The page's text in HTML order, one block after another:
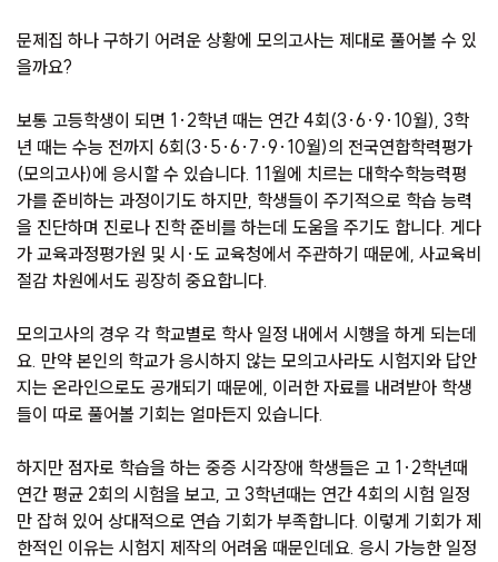
문제집 하나 구하기 어려운 상황에 모의고사는 제대로 풀어볼 수 있
을까요?
보통 고등학생이 되면 1·2학년 때는 연간 4회(3·6·9·10월), 3학
년 때는 수능 전까지 6회(3·5·6·7·9·10월)의 전국연합학력평가
(모의고사)에 응시할 수 있습니다. 11월에 치르는 대학수학능력평
가를 준비하는 과정이기도 하지만, 학생들이 주기적으로 학습 능력
을 진단하며 진로나 진학 준비를 하는데 도움을 주기도 합니다. 게다
가 교육과정평가원 및 시·도 교육청에서 주관하기 때문에, 사교육비
절감 차원에서도 굉장히 중요합니다.
모의고사의 경우 각 학교별로 학사 일정 내에서 시행을 하게 되는데
요. 만약 본인의 학교가 응시하지 않는 모의고사라도 시험지와 답안
지는 온라인으로도 공개되기 때문에, 이러한 자료를 내려받아 학생
들이 따로 풀어볼 기회는 얼마든지 있습니다.
하지만 점자로 학습을 하는 중증 시각장애 학생들은 고 1·2학년때
연간 평균 2회의 시험을 보고, 고 3학년때는 연간 4회의 시험 일정
만 잡혀 있어 상대적으로 연습 기회가 부족합니다. 이렇게 기회가 제
한적인 이유는 시험지 제작의 어려움 때문인데요. 응시 가능한 일정